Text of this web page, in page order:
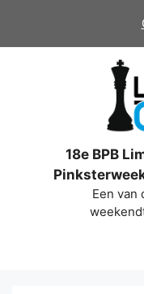
de
18e BPB
Een van